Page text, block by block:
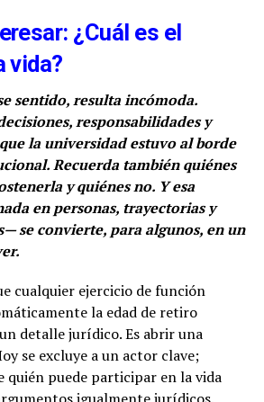
¿Cuál es el
vida?
sentido, resulta incómoda.
responsabilidades y
la universidad estuvo al borde
Recuerda también quiénes
y quiénes no. Y esa
en personas, trayectorias y
se convierte, para algunos, en un
cualquier ejercicio de función
la edad de retiro
detalle jurídico. Es abrir una
se excluye a un actor clave;
quién puede participar en la vida